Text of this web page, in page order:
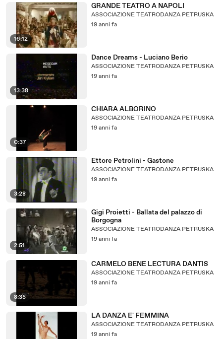
16:12
GRANDE TEATRO A NAPOLI
ASSOCIAZIONE TEATRODANZA PETRUSKA
19 anni fa
13:38
Dance Dreams - Luciano Berio
ASSOCIAZIONE TEATRODANZA PETRUSKA
19 anni fa
0:37
CHIARA ALBORINO
ASSOCIAZIONE TEATRODANZA PETRUSKA
19 anni fa
3:28
Ettore Petrolini - Gastone
ASSOCIAZIONE TEATRODANZA PETRUSKA
19 anni fa
2:51
Gigi Proietti - Ballata del palazzo di
Borgogna
ASSOCIAZIONE TEATRODANZA PETRUSKA
19 anni fa
8:35
CARMELO BENE LECTURA DANTIS
ASSOCIAZIONE TEATRODANZA PETRUSKA
19 anni fa
LA DANZA E' FEMMINA
ASSOCIAZIONE TEATRODANZA PETRUSKA
19 anni fa